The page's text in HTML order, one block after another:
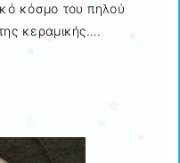
κόσμο του πηλού
κεραμικής….